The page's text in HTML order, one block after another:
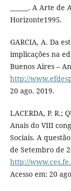
______. A Arte
Horizonte1995.
GARCIA, A. Da
implicações na
Buenos Aires –
http://
20 ago. 2019.
LACERDA, P. R.;
Anais do VIII
Sociais. A
de Setembro de
http://
Acesso em: 20